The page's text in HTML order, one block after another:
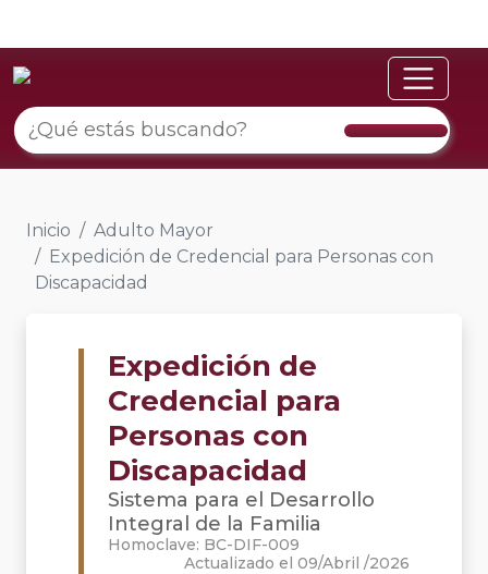
Inicio
Adulto Mayor
Expedición de Credencial para Personas con
Discapacidad
Expedición de
Credencial para
Personas con
Discapacidad
Sistema para el Desarrollo
Integral de la Familia
Homoclave: BC-DIF-009
Actualizado el 09/Abril /2026